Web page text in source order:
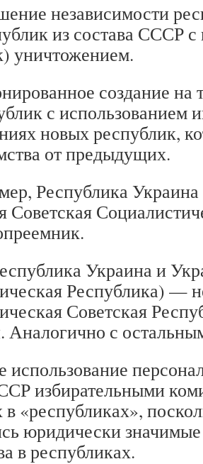
независимости
из состава СССР
уничтожением.
создание
с использованием
новых республик,
от предыдущих.
Республика
Советская
Украина и
Республика) —
Советская
Аналогично с
использование
избирательными
«республиках»,
юридически
в республиках.